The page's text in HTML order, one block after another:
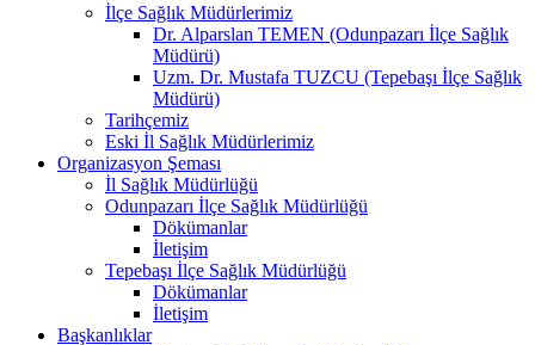
İlçe Sağlık Müdürlerimiz
Dr. Alparslan TEMEN (Odunpazarı İlçe Sağlık
Müdürü)
Uzm. Dr. Mustafa TUZCU (Tepebaşı İlçe Sağlık
Müdürü)
Tarihçemiz
Eski İl Sağlık Müdürlerimiz
Organizasyon Şeması
İl Sağlık Müdürlüğü
Odunpazarı İlçe Sağlık Müdürlüğü
Dökümanlar
İletişim
Tepebaşı İlçe Sağlık Müdürlüğü
Dökümanlar
İletişim
Başkanlıklar